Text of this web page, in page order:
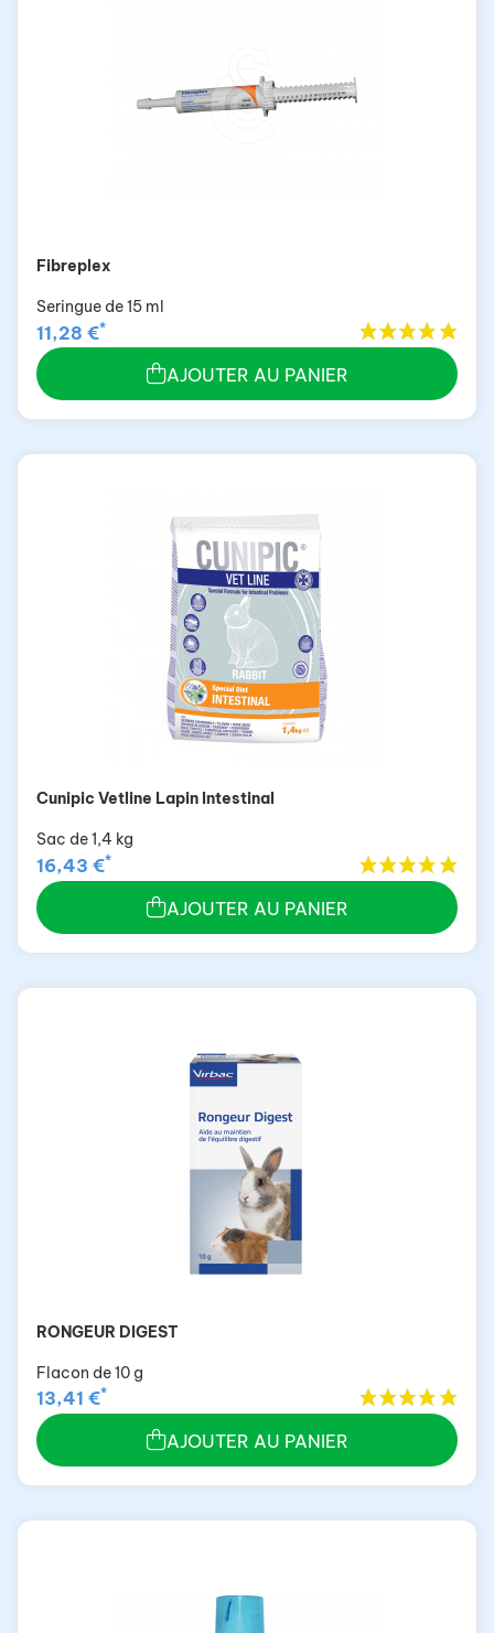
Fibreplex
Seringue de 15 ml
11,28 €*
AJOUTER AU PANIER
Cunipic Vetline Lapin Intestinal
Sac de 1,4 kg
16,43 €*
AJOUTER AU PANIER
RONGEUR DIGEST
Flacon de 10 g
13,41 €*
AJOUTER AU PANIER